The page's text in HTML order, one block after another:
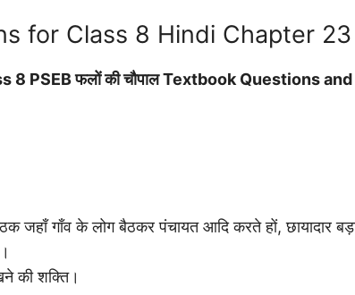
for Class 8 Hindi Chapter 23
8 PSEB फलों की चौपाल Textbook Questions
जहाँ गाँव के लोग बैठकर पंचायत आदि करते हों, छायादार
की शक्ति।